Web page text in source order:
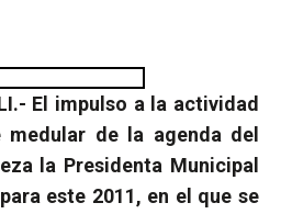
El impulso a la actividad
de la agenda del
la Presidenta Municipal
este 2011, en el que se